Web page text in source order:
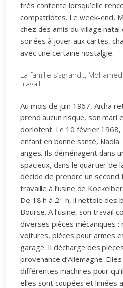
très contente lorsqu’elle
compatriotes. Le week-end,
chez des amis du village
soirées à jouer aux cartes,
avec une certaine nostalgie.
La famille s’agrandit,
travail
Au mois de juin 1967, Aïcha
prend aucun risque, son mari
dorlotent. Le 10 février 1968,
enfant en bonne santé,
anges. Ils déménagent dans
spacieux, dans le quartier de
décide de prendre un second
travaille à l’usine de
De 18 h à 21 h, il nettoie des
Bourse. A l’usine, son travail
diverses pièces mécaniques
voitures, pièces pour armes
garage. Il décharge des
provenance d’Allemagne.
différentes machines pour
elles sont coupées et limées